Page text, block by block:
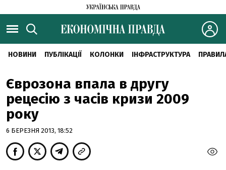
НОВИНИ ПУБЛІКАЦІЇ КОЛОНКИ ІНФРАСТРУКТУРА
Єврозона впала в другу
рецесію з часів кризи 2009
року
6 БЕРЕЗНЯ 2013, 18:52